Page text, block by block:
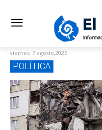
viernes, 7 agosto,2026
POLÍTICA